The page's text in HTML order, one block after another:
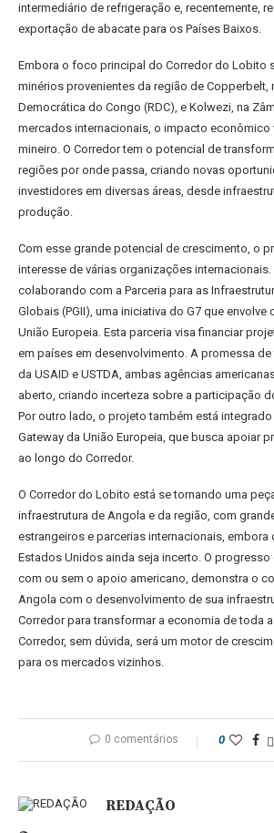
intermediário de refrigeração e, recentemente,
exportação de abacate para os Países Baixos.
Embora o foco principal do Corredor do Lobito
minérios provenientes da região de Copperbelt,
Democrática do Congo (RDC), e Kolwezi, na
mercados internacionais, o impacto econômico
mineiro. O Corredor tem o potencial de
regiões por onde passa, criando novas
investidores em diversas áreas, desde
produção.
Com esse grande potencial de crescimento, o
interesse de várias organizações
colaborando com a Parceria para as
Globais (PGII), uma iniciativa do G7 que envolve
União Europeia. Esta parceria visa financiar
em países em desenvolvimento. A promessa
da USAID e USTDA, ambas agências
aberto, criando incerteza sobre a participação
Por outro lado, o projeto também está integrado
Gateway da União Europeia, que busca apoiar
ao longo do Corredor.
O Corredor do Lobito está se tornando uma
infraestrutura de Angola e da região, com
estrangeiros e parcerias internacionais, embora
Estados Unidos ainda seja incerto. O
com ou sem o apoio americano, demonstra o
Angola com o desenvolvimento de sua
Corredor para transformar a economia de toda
Corredor, sem dúvida, será um motor de
para os mercados vizinhos.
0 comentários 0
REDAÇÃO